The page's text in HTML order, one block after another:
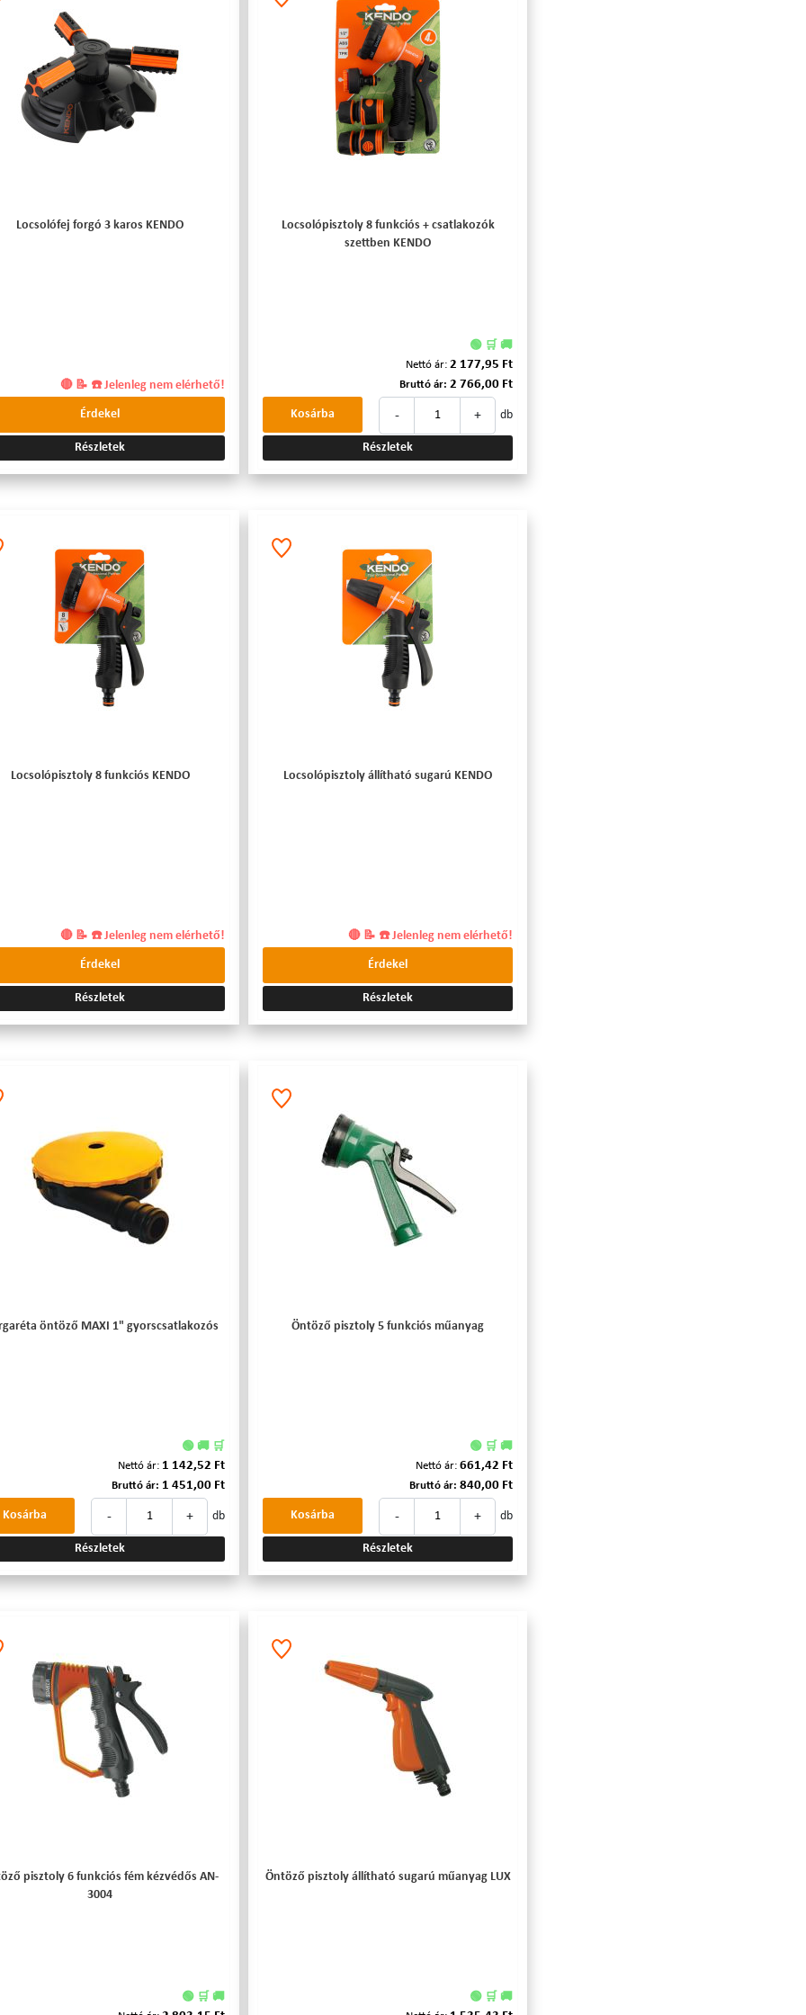
Locsolófej forgó 3 karos KENDO
🔴 📝 ☎️ Jelenleg nem elérhető!
Érdekel
Részletek
Locsolópisztoly 8 funkciós + csatlakozók
szettben KENDO
🟢 🛒 🚚
Nettó ár: 2 177,95 Ft
Bruttó ár: 2 766,00 Ft
- + db
Kosárba
Részletek
Locsolópisztoly 8 funkciós KENDO
🔴 📝 ☎️ Jelenleg nem elérhető!
Érdekel
Részletek
Locsolópisztoly állítható sugarú KENDO
🔴 📝 ☎️ Jelenleg nem elérhető!
Érdekel
Részletek
öntöző MAXI 1" gyorscsatlakozós
🟢 🚚 🛒
Nettó ár: 1 142,52 Ft
Bruttó ár: 1 451,00 Ft
- + db
Kosárba
Részletek
Öntöző pisztoly 5 funkciós műanyag
🟢 🛒 🚚
Nettó ár: 661,42 Ft
Bruttó ár: 840,00 Ft
- + db
Kosárba
Részletek
pisztoly 6 funkciós fém kézvédős AN-
3004
🟢 🛒 🚚
Öntöző pisztoly állítható sugarú műanyag LUX
🟢 🛒 🚚